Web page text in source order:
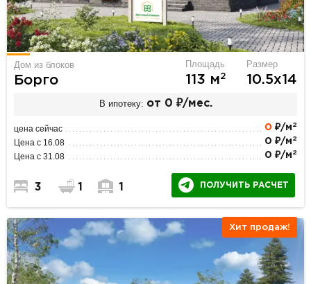
Дом из блоков
Борго
Площадь
113 м2
Размер
10.5х14
В ипотеку: от 0 ₽/мес.
цена сейчас 0 ₽/м 2
Цена с 16.08 0 ₽/м 2
Цена с 31.08 0 ₽/м 2
3 1 1 ПОЛУЧИТЬ РАСЧЕТ
Хит продаж!